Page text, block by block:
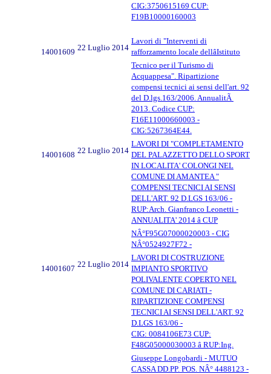
CIG:3750615169 CUP:
F19B10000160003
14001609 22 Luglio 2014
Lavori di "Interventi di
rafforzamento locale dellâIstituto
Tecnico per il Turismo di
Acquappesa". Ripartizione
compensi tecnici ai sensi dell'art. 92
del D.lgs.163/2006. AnnualitÃ
2013. Codice CUP:
F16E11000660003 -
CIG:5267364E44.
14001608 22 Luglio 2014
LAVORI DI "COMPLETAMENTO
DEL PALAZZETTO DELLO SPORT
IN LOCALITA' COLONGI NEL
COMUNE DI AMANTEA "
COMPENSI TECNICI AI SENSI
DELL'ART. 92 D.LGS 163/06 -
RUP:Arch. Gianfranco Leonetti -
ANNUALITA' 2014 â CUP
NÂ°F95G07000020003 - CIG
NÂ°0524927F72 -
14001607 22 Luglio 2014
LAVORI DI COSTRUZIONE
IMPIANTO SPORTIVO
POLIVALENTE COPERTO NEL
COMUNE DI CARIATI -
RIPARTIZIONE COMPENSI
TECNICI AI SENSI DELL'ART. 92
D.LGS 163/06 -
CIG: 0084106E73 CUP:
F48G05000030003 â RUP:Ing.
Giuseppe Longobardi - MUTUO
CASSA DD.PP. POS. NÂ° 4488123 -